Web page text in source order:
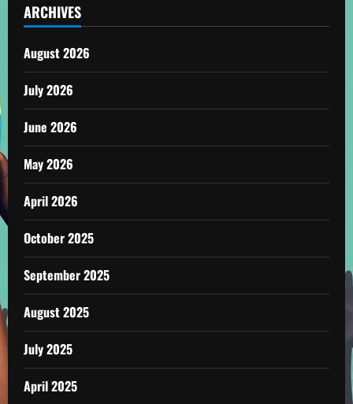
ARCHIVES
August 2026
July 2026
June 2026
May 2026
April 2026
October 2025
September 2025
August 2025
July 2025
April 2025